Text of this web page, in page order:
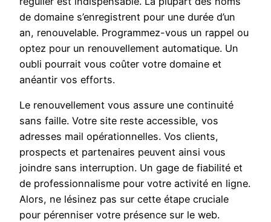
de domaine s’enregistrent pour une durée d’un
an, renouvelable. Programmez-vous un rappel ou
optez pour un renouvellement automatique. Un
oubli pourrait vous coûter votre domaine et
anéantir vos efforts.
Le renouvellement vous assure une continuité
sans faille. Votre site reste accessible, vos
adresses mail opérationnelles. Vos clients,
prospects et partenaires peuvent ainsi vous
joindre sans interruption. Un gage de fiabilité et
de professionnalisme pour votre activité en ligne.
Alors, ne lésinez pas sur cette étape cruciale
pour pérenniser votre présence sur le web.